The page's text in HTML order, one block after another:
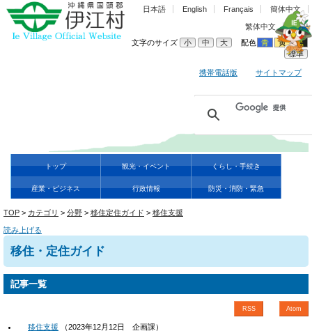
日本語 English Français 簡体中文
繁体中文
한국어
文字のサイズ
小 中 大 配色 青 黄
黒
標準
携帯電話版 サイトマップ
トップ 観光・イベント くらし・手続き
産業・ビジネス 行政情報 防災・消防・緊急
TOP > カテゴリ > 分野 > 移住定住ガイド > 移住支援
読み上げる
移住・定住ガイド
記事一覧
RSS Atom
移住支援 （2023年12月12日 企画課）